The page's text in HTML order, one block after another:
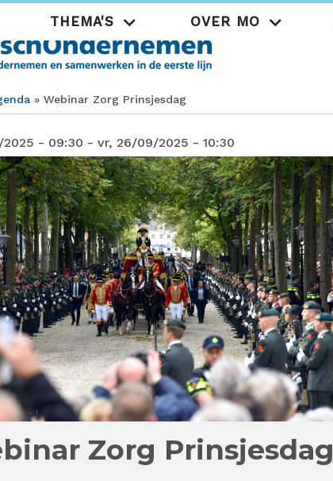
THEMA'S OVER MO
Webinar Zorg Prinsjesdag
- 09:30 - vr, 26/09/2025 - 10:30
Zorg Prinsjesdag